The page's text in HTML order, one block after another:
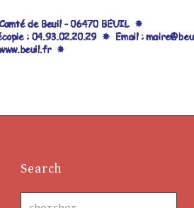
Search